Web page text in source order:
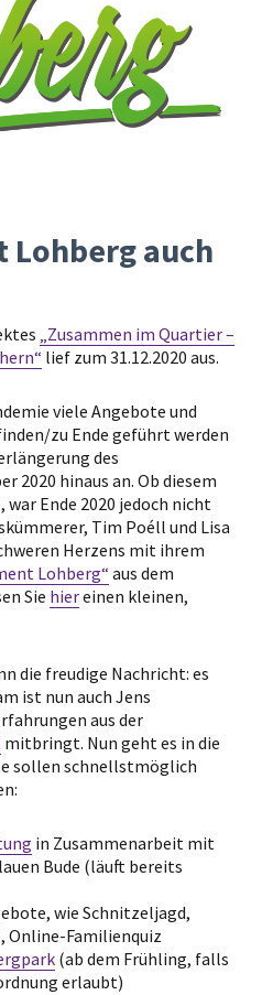
auch
„Zusammen im Quartier –
lief zum 31.12.2020 aus.
viele Angebote und
zu Ende geführt werden
des
2020 hinaus an. Ob diesem
Ende 2020 jedoch nicht
Tim Poéll und Lisa
Herzens mit ihrem
Lohberg“ aus dem
Sie hiereinen kleinen,
die freudige Nachricht: es
ist nun auch Jens
aus der
mitbringt. Nun geht es in die
sollen schnellstmöglich
in Zusammenarbeit mit
Bude (läuft bereits
wie Schnitzeljagd,
Online-Familienquiz
(ab dem Frühling, falls
erlaubt)